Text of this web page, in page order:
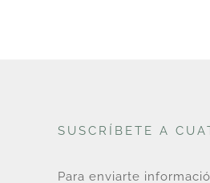
SUSCRÍBETE A
Para enviarte